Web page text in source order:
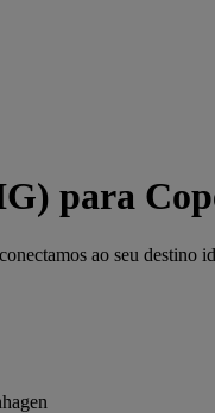
para
ao seu destino